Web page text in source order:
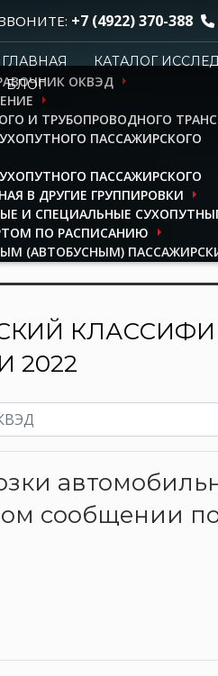
+7 (4922) 370-388
ГЛАВНАЯ КАТАЛОГ
БЛОГ
ОКВЭД
И ТРУБОПРОВОДНОГО
ПАССАЖИРСКОГО
ПАССАЖИРСКОГО
В ДРУГИЕ ГРУППИРОВКИ
И СПЕЦИАЛЬНЫЕ
ПО РАСПИСАНИЮ
(АВТОБУСНЫМ)
СООБЩЕНИИ ПО
2022
сообщении